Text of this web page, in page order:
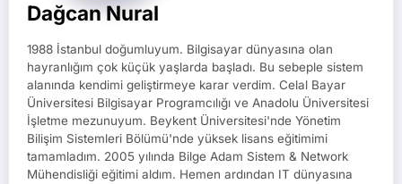
Dağcan Nural
1988 İstanbul doğumluyum. Bilgisayar dünyasına olan
hayranlığım çok küçük yaşlarda başladı. Bu sebeple sistem
alanında kendimi geliştirmeye karar verdim. Celal Bayar
Üniversitesi Bilgisayar Programcılığı ve Anadolu Üniversitesi
İşletme mezunuyum. Beykent Üniversitesi'nde Yönetim
Bilişim Sistemleri Bölümü'nde yüksek lisans eğitimimi
tamamladım. 2005 yılında Bilge Adam Sistem & Network
Mühendisliği eğitimi aldım. Hemen ardından IT dünyasına